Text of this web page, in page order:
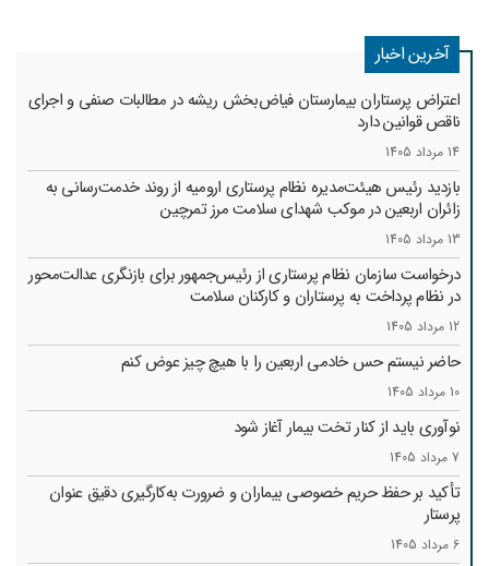
آخرین اخبار
اعتراض پرستاران بیمارستان فیاض‌بخش ریشه در مطالبات صنفی و اجرای
ناقص قوانین دارد
14 مرداد 1405
بازدید رئیس هیئت‌مدیره نظام پرستاری ارومیه از روند خدمت‌رسانی به
زائران اربعین در موکب شهدای سلامت مرز تمرچین
13 مرداد 1405
درخواست سازمان نظام پرستاری از رئیس‌جمهور برای بازنگری عدالت‌محور
در نظام پرداخت به پرستاران و کارکنان سلامت
12 مرداد 1405
حاضر نیستم حس خادمی اربعین را با هیچ چیز عوض کنم
10 مرداد 1405
نوآوری باید از کنار تخت بیمار آغاز شود
7 مرداد 1405
تأکید بر حفظ حریم خصوصی بیماران و ضرورت به‌کارگیری دقیق عنوان
پرستار
6 مرداد 1405